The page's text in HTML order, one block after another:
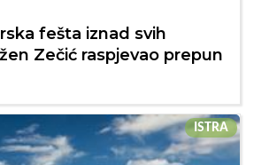
fešta iznad svih
Zečić raspjevao prepun
ISTRA